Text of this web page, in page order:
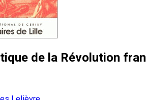
de la Révolution